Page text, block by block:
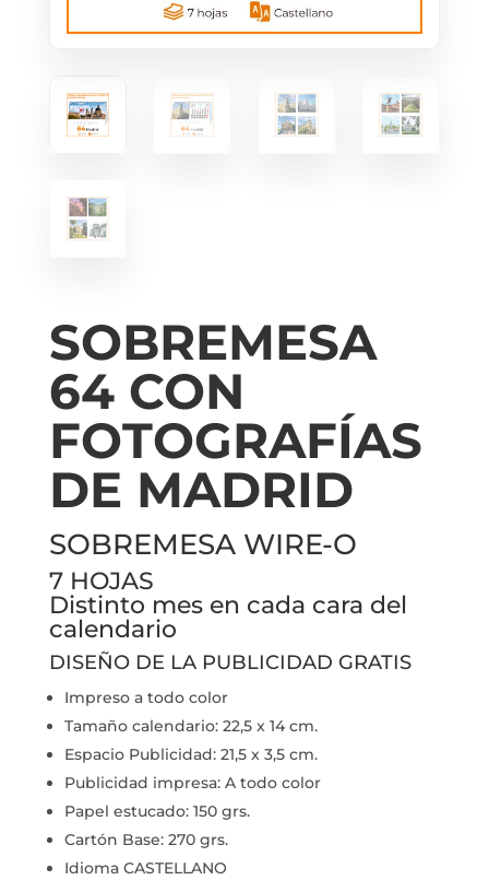
SOBREMESA
64 CON
FOTOGRAFÍAS
DE MADRID
SOBREMESA WIRE-O
7 HOJAS
Distinto mes en cada cara del
calendario
DISEÑO DE LA PUBLICIDAD GRATIS
Impreso a todo color
Tamaño calendario: 22,5 x 14 cm.
Espacio Publicidad: 21,5 x 3,5 cm.
Publicidad impresa: A todo color
Papel estucado: 150 grs.
Cartón Base: 270 grs.
Idioma CASTELLANO